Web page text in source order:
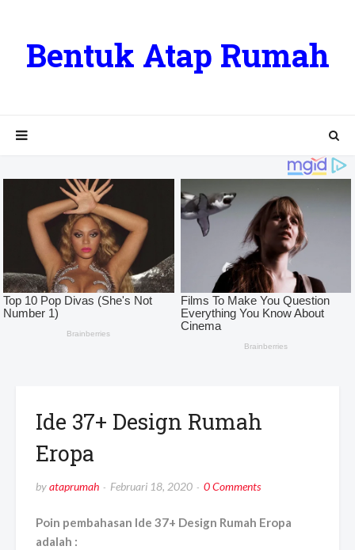
Bentuk Atap Rumah
Ide 37+ Design Rumah
Eropa
byataprumah Februari 18, 2020 0 Comments
Poin pembahasan Ide 37+ Design Rumah Eropa
adalah :